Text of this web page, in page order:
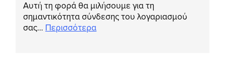
Αυτή τη φορά θα μιλήσουμε για τη
σημαντικότητα σύνδεσης του λογαριασμού
σας… Περισσότερα